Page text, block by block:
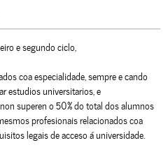
e segundo ciclo,
coa especialidade, sempre e cando
estudios universitarios, e
superen o 50% do total dos alumnos
profesionais relacionados coa
legais de acceso á universidade.